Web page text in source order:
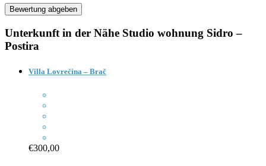
Unterkunft in der Nähe Studio wohnung Sidro –
Postira
Villa Lovrečina – Brač
€300,00